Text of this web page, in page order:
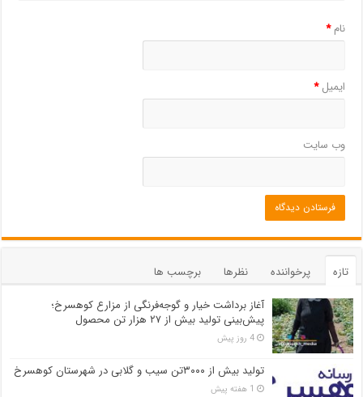
نام*
ایمیل*
وب‌ سایت
تازه پرخواننده نظرها
برچسب ها
آغاز برداشت خیار و گوجه‌فرنگی از مزارع کوهسرخ؛
پیش‌بینی تولید بیش از ۲۷ هزار تن محصول
4 روز پیش
تولید بیش از ۳۰۰۰تن سیب و گلابی در شهرستان کوهسرخ
1 هفته پیش